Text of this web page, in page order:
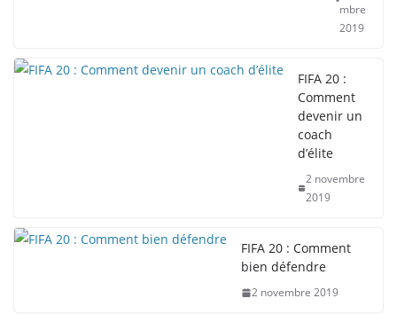
mbre
2019
FIFA 20 :
Comment
devenir un
coach
d’élite
2 novembre
2019
FIFA 20 : Comment
bien défendre
2 novembre 2019